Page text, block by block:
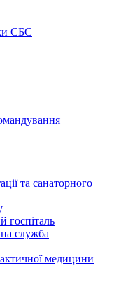
СБС
та санаторного
госпіталь
служба
медицини